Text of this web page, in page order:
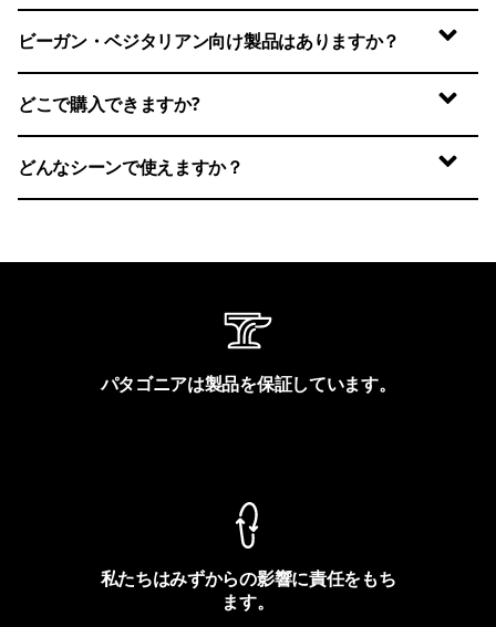
ビーガン・ベジタリアン向け製品はありますか？
どこで購入できますか?
どんなシーンで使えますか？
パタゴニアは製品を保証しています。
私たちはみずからの影響に責任をもち
ます。